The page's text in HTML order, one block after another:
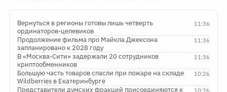
11:36
Вернуться в регионы готовы лишь четверть
ординаторов-целевиков
11:36
Продолжение фильма про Майкла Джексона
запланировано к 2028 году
11:36
В «Москва-Сити» задержали 20 сотрудников
криптообменников
10:26
Большую часть товаров спасли при пожаре на складе
Wildberries в Екатеринбурге
10:26
Представители думских фракций присоединяются к